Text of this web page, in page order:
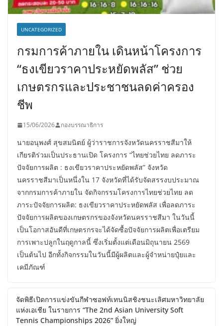
UNCATEGORIZED
กรมการค้าภายใน เดินหน้าโครงการ
“ธงเขียวราคาประหยัดพลัส” ช่วย
เกษตรกรและประชาชนลดค่าครอง
ชีพ
15/06/2026 กองบรรณาธิการ
นายอนุพงศ์ สุขสมนิตย์ ผู้ว่าราชการจังหวัดนครราชสีมาให้
เกียรติร่วมเป็นประธานเปิด โครงการ “ไทยช่วยไทย ลดภาระ
ปัจจัยการผลิต : ธงเขียวราคาประหยัดพลัส” จังหวัด
นครราชสีมาเป็นหนึ่งใน 17 จังหวัดที่ได้รับจัดสรรงบประมาณ
จากกรมการค้าภายใน จัดกิจกรรมโครงการไทยช่วยไทย ลด
ภาระปัจจัยการผลิต: ธงเขียวราคาประหยัดพลัส เพื่อลดภาระ
ปัจจัยการผลิตของเกษตรกรของจังหวัดนครราชสีมา ในวันนี้
เป็นโอกาสอันดีที่เกษตรกรจะได้จัดซื้อปัจจัยการผลิตเพื่อเตรียม
การเพาะปลูกในฤดูกาลนี้ ซึ่งเริ่มตั้งแต่เดือนมิถุนายน 2569
เป็นต้นไป อีกทั้งกิจกรรมในวันนี้มีผู้ผลิตและผู้จำหน่ายปุ๋ยและ
เคมีภัณฑ์
จัดพิธีเปิดการแข่งขันกีฬาซอฟท์เทนนิสชิงชนะเลิศมหาวิทยาลัย
แห่งเอเชีย ในรายการ “The 2nd Asian University Soft
Tennis Championships 2026” ยิ่งใหญ่